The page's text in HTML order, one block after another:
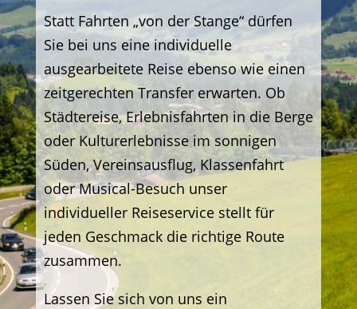
Statt Fahrten „von der Stange“ dürfen
Sie bei uns eine individuelle
ausgearbeitete Reise ebenso wie einen
zeitgerechten Transfer erwarten. Ob
Städtereise, Erlebnisfahrten in die Berge
oder Kulturerlebnisse im sonnigen
Süden, Vereinsausflug, Klassenfahrt
oder Musical-Besuch unser
individueller Reiseservice stellt für
jeden Geschmack die richtige Route
zusammen.
Lassen Sie sich von uns ein